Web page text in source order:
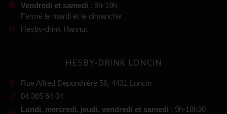
Vendredi et samedi : 9h-19h
Fermé le mardi et le dimanche
Hesby-drink Hannut
HESBY-DRINK LONCIN
Rue Alfred Deponthière 56, 4431 Loncin
04 365 64 04
Lundi, mercredi, jeudi, vendredi et samedi : 9h-18h30